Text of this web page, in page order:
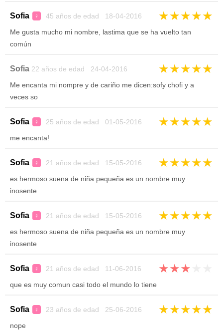
Sofia ♀ 45 años de edad 18-04-2016 ★★★★★
Me gusta mucho mi nombre, lastima que se ha vuelto tan
común
Sofia 22 años de edad 24-04-2016 ★★★★★
Me encanta mi nompre y de cariño me dicen:sofy chofi y a
veces so
Sofia ♀ 25 años de edad 01-05-2016 ★★★★★
me encanta!
Sofia ♀ 21 años de edad 15-05-2016 ★★★★★
es hermoso suena de niña pequeña es un nombre muy
inosente
Sofia ♀ 21 años de edad 15-05-2016 ★★★★★
es hermoso suena de niña pequeña es un nombre muy
inosente
Sofia ♀ 21 años de edad 11-06-2016 ★★★
que es muy comun casi todo el mundo lo tiene
Sofia ♀ 23 años de edad 25-06-2016 ★★★★★
nope